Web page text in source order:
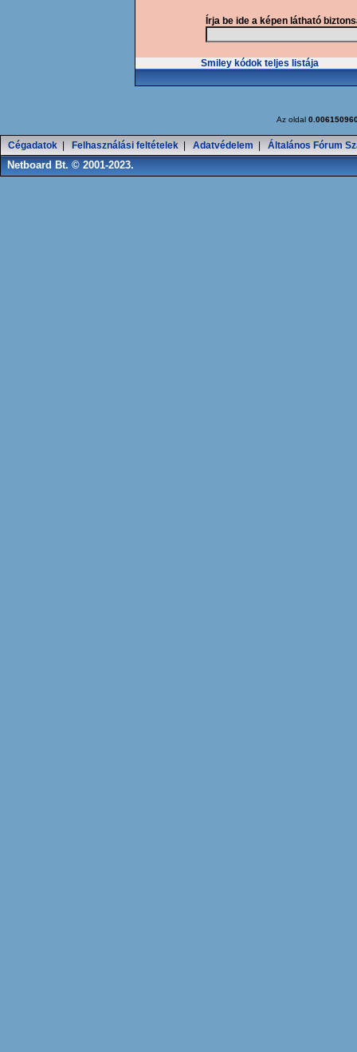
Írja be ide a képen látható
Smiley kódok teljes listája
Az oldal
Cégadatok Felhasználási feltételek Adatvédelem Általános Fórum
Netboard Bt. © 2001-2023.